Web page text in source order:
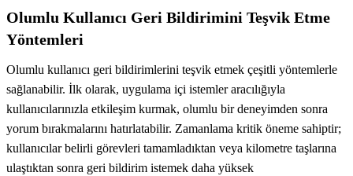
Olumlu Kullanıcı Geri Bildirimini Teşvik Etme
Yöntemleri
Olumlu kullanıcı geri bildirimlerini teşvik etmek çeşitli yöntemlerle
sağlanabilir. İlk olarak, uygulama içi istemler aracılığıyla
kullanıcılarınızla etkileşim kurmak, olumlu bir deneyimden sonra
yorum bırakmalarını hatırlatabilir. Zamanlama kritik öneme sahiptir;
kullanıcılar belirli görevleri tamamladıktan veya kilometre taşlarına
ulaştıktan sonra geri bildirim istemek daha yüksek